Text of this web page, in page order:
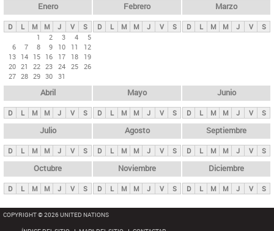
ds
p
n
i
p
a
l
s
Enero
D L M M J V
S
1
2 3 4
5
6
7 8 9 10 11
12
13 14 15 16 17 18
19
20 21 22 23 24 25 26
27 28 29 30 31
Febrero
D L M M J V S
Marzo
D L M M J V S
Abril
D L M M J V S
Mayo
D L M M J V S
Junio
D L M M J V S
Julio
D L M M J V S
Agosto
D L M M J V S
Septiembre
D L M M J V S
Octubre
D L M M J V S
Noviembre
D L M M J V S
Diciembre
D L M M J V S
COPYRIGHT © 2026 UNITED NATIONS